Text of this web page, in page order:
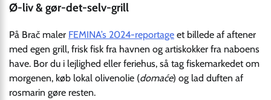
Ø-liv & gør-det-selv-grill
På Brač maler FEMINA’s 2024-reportage et billede af aftener
med egen grill, frisk fisk fra havnen og artiskokker fra naboens
have. Bor du i lejlighed eller feriehus, så tag fiskemarkedet om
morgenen, køb lokal olivenolie (domaće) og lad duften af
rosmarin gøre resten.